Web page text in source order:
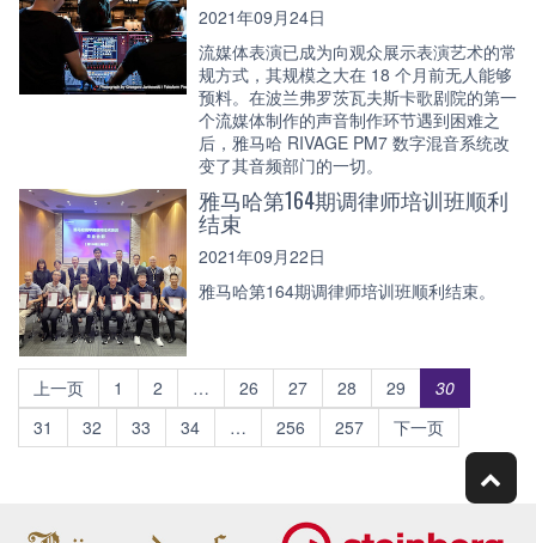
2021年09月24日
流媒体表演已成为向观众展示表演艺术的常
规方式，其规模之大在 18 个月前无人能够
预料。在波兰弗罗茨瓦夫斯卡歌剧院的第一
个流媒体制作的声音制作环节遇到困难之
后，雅马哈 RIVAGE PM7 数字混音系统改
变了其音频部门的一切。
雅马哈第164期调律师培训班顺利
结束
2021年09月22日
雅马哈第164期调律师培训班顺利结束。
上一页 1 2 … 26 27 28 29
30
31
32 33 34 … 256 257 下一页